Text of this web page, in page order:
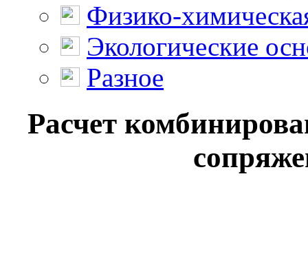
Физико-
Экологические
Разное
Расчет